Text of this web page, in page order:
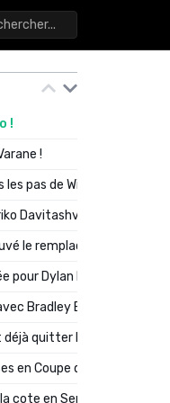
!
!
pas de Will Still ?
Davitashvili
le remplaçant de Robinio
pour Dylan Batubinsika
Bradley Barcola ?
quitter Lyon en janvier
en Coupe de France
cote en Serie A